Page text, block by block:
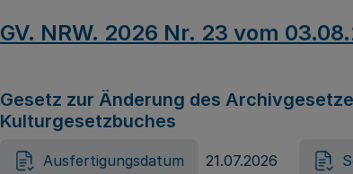
GV. NRW. 2026 Nr. 23 vom
Gesetz zur Änderung des
Kulturgesetzbuches
Ausfertigungsdatum 21.07.2026